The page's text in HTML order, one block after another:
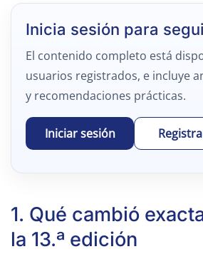
Inicia sesión para
El contenido completo está
usuarios registrados, e incluye
y recomendaciones prácticas.
Iniciar sesión
1. Qué cambió
la 13.ª edición